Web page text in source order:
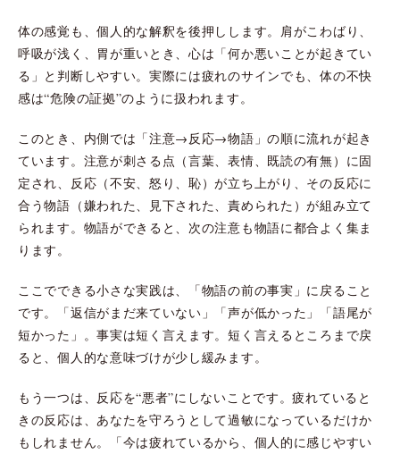
体の感覚も、個人的な解釈を後押しします。肩がこわばり、
呼吸が浅く、胃が重いとき、心は「何か悪いことが起きてい
る」と判断しやすい。実際には疲れのサインでも、体の不快
感は“危険の証拠”のように扱われます。
このとき、内側では「注意→反応→物語」の順に流れが起き
ています。注意が刺さる点（言葉、表情、既読の有無）に固
定され、反応（不安、怒り、恥）が立ち上がり、その反応に
合う物語（嫌われた、見下された、責められた）が組み立て
られます。物語ができると、次の注意も物語に都合よく集ま
ります。
ここでできる小さな実践は、「物語の前の事実」に戻ること
です。「返信がまだ来ていない」「声が低かった」「語尾が
短かった」。事実は短く言えます。短く言えるところまで戻
ると、個人的な意味づけが少し緩みます。
もう一つは、反応を“悪者”にしないことです。疲れていると
きの反応は、あなたを守ろうとして過敏になっているだけか
もしれません。「今は疲れているから、個人的に感じやすい